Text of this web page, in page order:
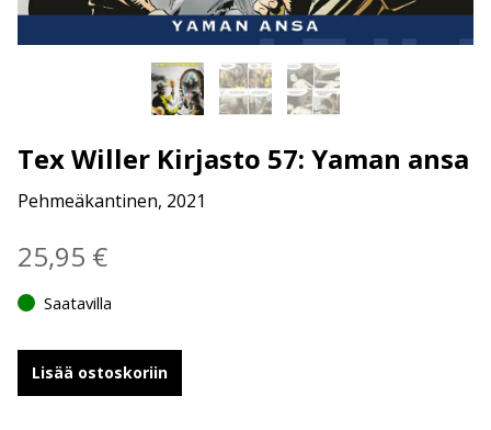
Tex Willer Kirjasto 57: Yaman ansa
Pehmeäkantinen, 2021
25,95 €
Saatavilla
Lisää ostoskoriin